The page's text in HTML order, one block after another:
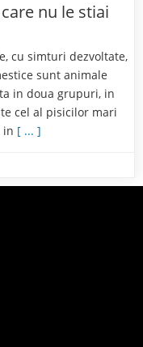
nu le stiai
cu simturi dezvoltate,
sunt animale
in doua grupuri, in
cel al pisicilor mari
in [ ... ]